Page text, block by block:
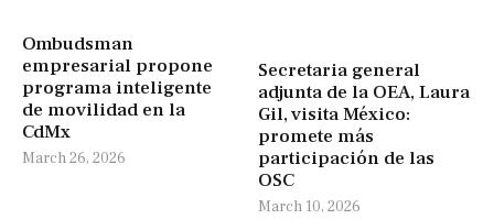
Ombudsman
empresarial propone
programa inteligente
de movilidad en la
CdMx
March 26, 2026
Secretaria general
adjunta de la OEA, Laura
Gil, visita México:
promete más
participación de las
OSC
March 10, 2026